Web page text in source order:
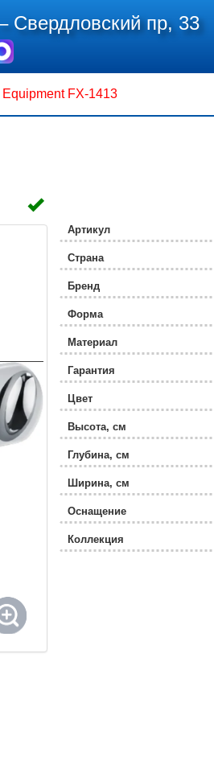
Свердловский пр, 33
FX-1413
Артикул
Страна
Бренд
Форма
Материал
Гарантия
Цвет
Высота, см
Глубина, см
Ширина, см
Оснащение
Коллекция